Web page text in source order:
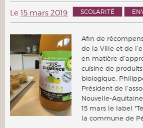
Le 15 mars 2019 SCOLARITÉ
Afin de
de la Ville et de
en matière
cuisine de
biologique,
Président de
Nouvelle-
15 mars le label
la commune de